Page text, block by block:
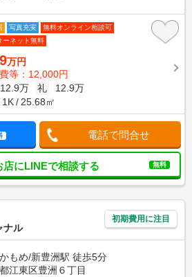
写真充実
無料オンライン相談可
ーネット無料
万円
等：12,000円
12.9万 礼
12.9万
1K 25.68㎡
電話で問合せ
店にLINEで相談する 無料
ナル
初期費用に注目
もめ/新豊洲駅 徒歩5分
江東区豊洲６丁目